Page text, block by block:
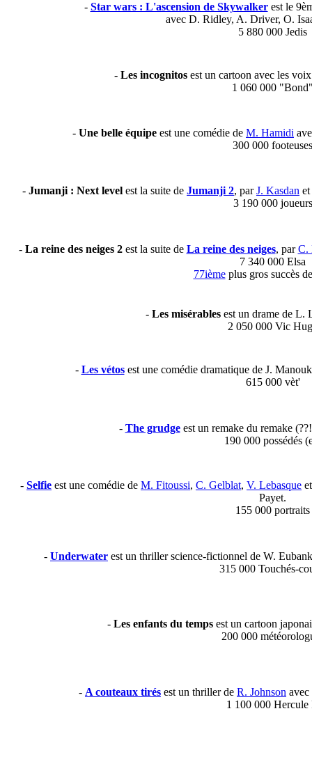
- Star wars : L'ascension de Skywalker est le
avec D. Ridley, A. Driver, O.
5 880 000 Jedis
- Les incognitos est un cartoon avec les
1 060 000
- Une belle équipe est une comédie de M. Hamidi
300 000 footeuses
- Jumanji : Next level est la suite de Jumanji 2, parJ. Kasdan
3 190 000 joueurs
- La reine des neiges 2est la suite de La reine des neiges, parC.
7 340 000 Elsa
77ièmeplus gros succès
- Les misérablesest un drame de L.
2 050 000 Vic
- Les vétosest une comédie dramatique de J.
615 000 vèt'
- The grudge est un remake du remake
190 000 possédés
- Selfie est une comédie de M. Fitoussi, C. Gelblat, V. Lebasque
Payet.
155 000 portraits
- Underwater est un thriller science-fictionnel de W.
315 000 Touchés-
- Les enfants du tempsest un cartoon
200 000
- A couteaux tirés est un thriller de R. Johnson
1 100 000 Hercule